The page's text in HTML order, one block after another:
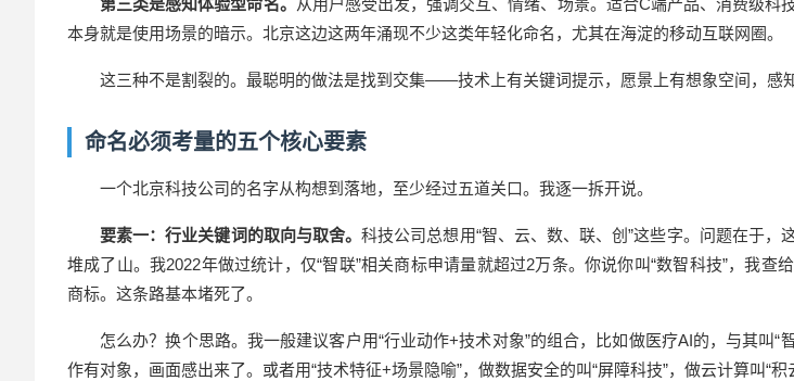
第三类是感知体验型命名。 从用户感受出发，强调交互、情绪、场景。 适合C端产品、消费级科
本身就是使用场景的暗示。北京这边这两年涌现不少这类年轻化命名，尤其在海淀的移动互联网圈。
这三种不是割裂的。最聪明的做法是找到交集——技术上有关键词提示，愿景上有想象空间，感
命名必须考量的五个核心要素
一个北京科技公司的名字从构想到落地，至少经过五道关口。我逐一拆开说。
要素一：行业关键词的取向与取舍。科技公司总想用“智、云、数、联、创”这些字。问题在于，
堆成了山。我2022年做过统计，仅“智联”相关商标申请量就超过2万条。你说你叫“数智科技”，我查
商标。这条路基本堵死了。
怎么办？换个思路。我一般建议客户用“行业动作+技术对象”的组合，比如做医疗AI的，与其叫
作有对象，画面感出来了。或者用“技术特征+场景隐喻”，做数据安全的叫“屏障科技”，做云计算叫“积